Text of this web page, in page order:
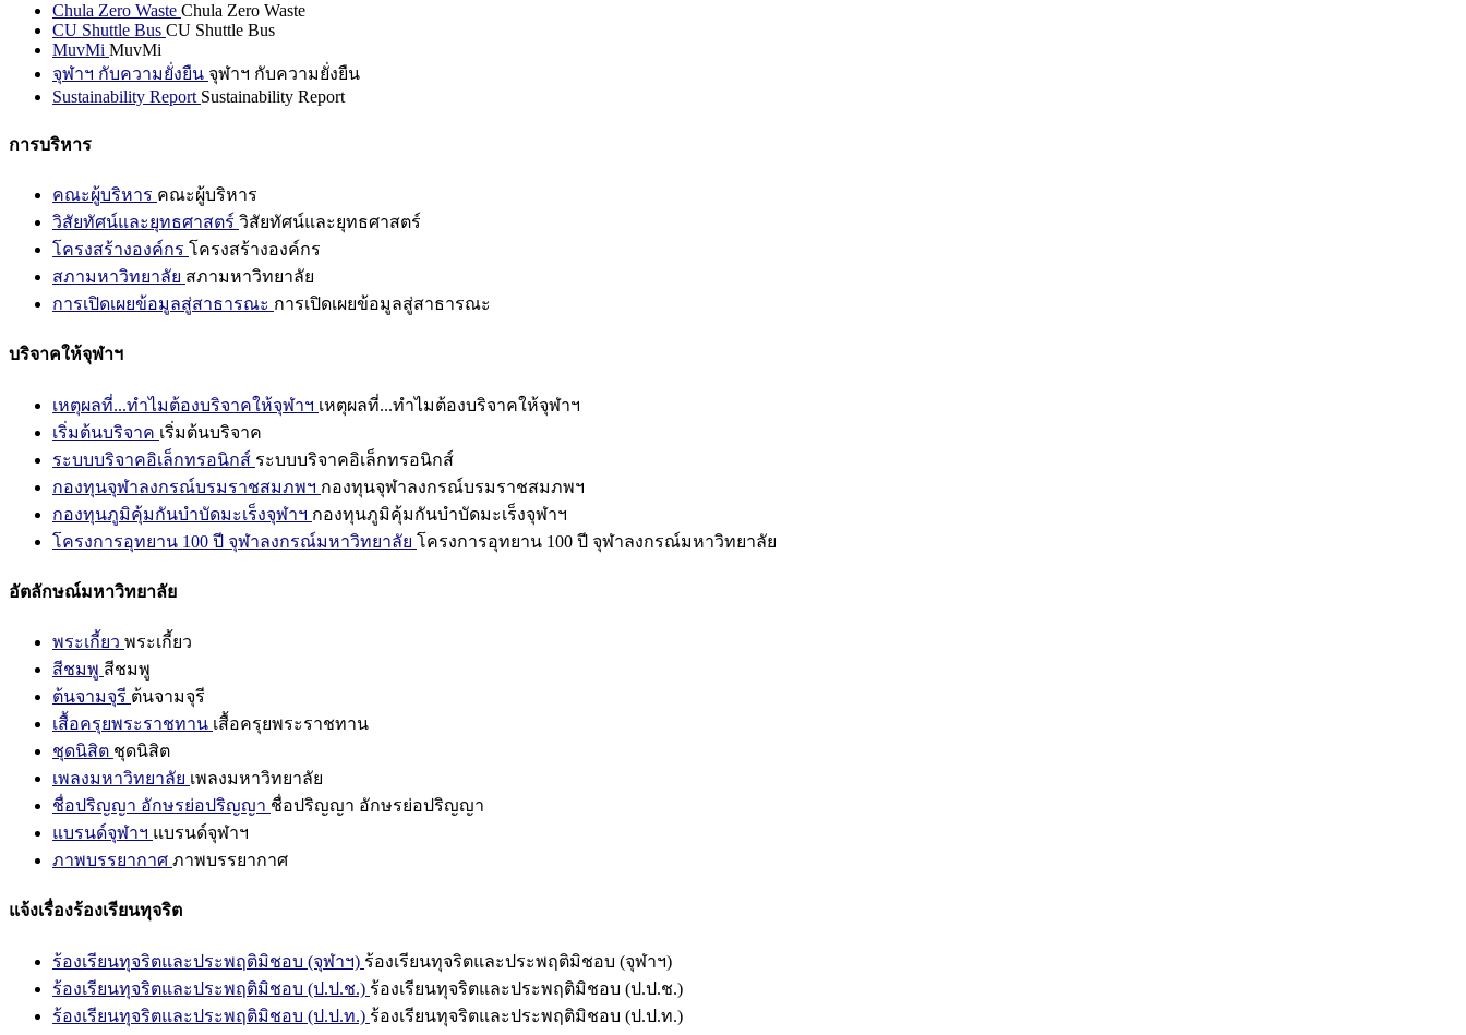
Chula Zero Waste Chula Zero Waste
CU Shuttle Bus CU Shuttle Bus
MuvMi MuvMi
จุฬาฯ กับความยั่งยืน จุฬาฯ กับความยั่งยืน
Sustainability Report Sustainability Report
การบริหาร
คณะผู้บริหาร คณะผู้บริหาร
วิสัยทัศน์และยุทธศาสตร์ วิสัยทัศน์และยุทธศาสตร์
โครงสร้างองค์กร โครงสร้างองค์กร
สภามหาวิทยาลัย สภามหาวิทยาลัย
การเปิดเผยข้อมูลสู่สาธารณะ การเปิดเผยข้อมูลสู่สาธารณะ
บริจาคให้จุฬาฯ
เหตุผลที่...ทำไมต้องบริจาคให้จุฬาฯ เหตุผลที่...ทำไมต้องบริจาคให้จุฬาฯ
เริ่มต้นบริจาค เริ่มต้นบริจาค
ระบบบริจาคอิเล็กทรอนิกส์ ระบบบริจาคอิเล็กทรอนิกส์
กองทุนจุฬาลงกรณ์บรมราชสมภพฯ กองทุนจุฬาลงกรณ์บรมราชสมภพฯ
กองทุนภูมิคุ้มกันบำบัดมะเร็งจุฬาฯ กองทุนภูมิคุ้มกันบำบัดมะเร็งจุฬาฯ
โครงการอุทยาน 100 ปี จุฬาลงกรณ์มหาวิทยาลัย โครงการอุทยาน 100 ปี จุฬาลงกรณ์มหาวิทยาลัย
อัตลักษณ์มหาวิทยาลัย
พระเกี้ยว พระเกี้ยว
สีชมพู สีชมพู
ต้นจามจุรี ต้นจามจุรี
เสื้อครุยพระราชทาน เสื้อครุยพระราชทาน
ชุดนิสิต ชุดนิสิต
เพลงมหาวิทยาลัย เพลงมหาวิทยาลัย
ชื่อปริญญา อักษรย่อปริญญา ชื่อปริญญา อักษรย่อปริญญา
แบรนด์จุฬาฯ แบรนด์จุฬาฯ
ภาพบรรยากาศ ภาพบรรยากาศ
แจ้งเรื่องร้องเรียนทุจริต
ร้องเรียนทุจริตและประพฤติมิชอบ (จุฬาฯ) ร้องเรียนทุจริตและประพฤติมิชอบ (จุฬาฯ)
ร้องเรียนทุจริตและประพฤติมิชอบ (ป.ป.ช.) ร้องเรียนทุจริตและประพฤติมิชอบ (ป.ป.ช.)
ร้องเรียนทุจริตและประพฤติมิชอบ (ป.ป.ท.) ร้องเรียนทุจริตและประพฤติมิชอบ (ป.ป.ท.)